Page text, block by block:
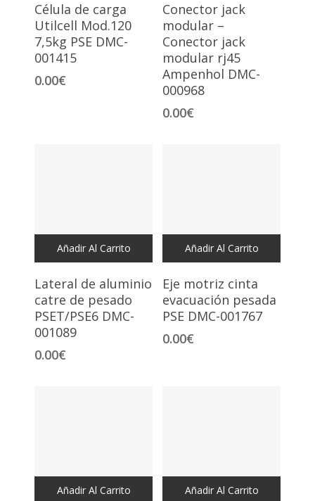
Célula de carga
Utilcell Mod.120
7,5kg PSE DMC-
001415
0.00€
Conector jack
modular –
Conector jack
modular rj45
Ampenhol DMC-
000968
0.00€
Añadir Al Carrito
Lateral de aluminio
catre de pesado
PSET/PSE6 DMC-
001089
0.00€
Añadir Al Carrito
Eje motriz cinta
evacuación pesada
PSE DMC-001767
0.00€
Añadir Al Carrito Añadir Al Carrito